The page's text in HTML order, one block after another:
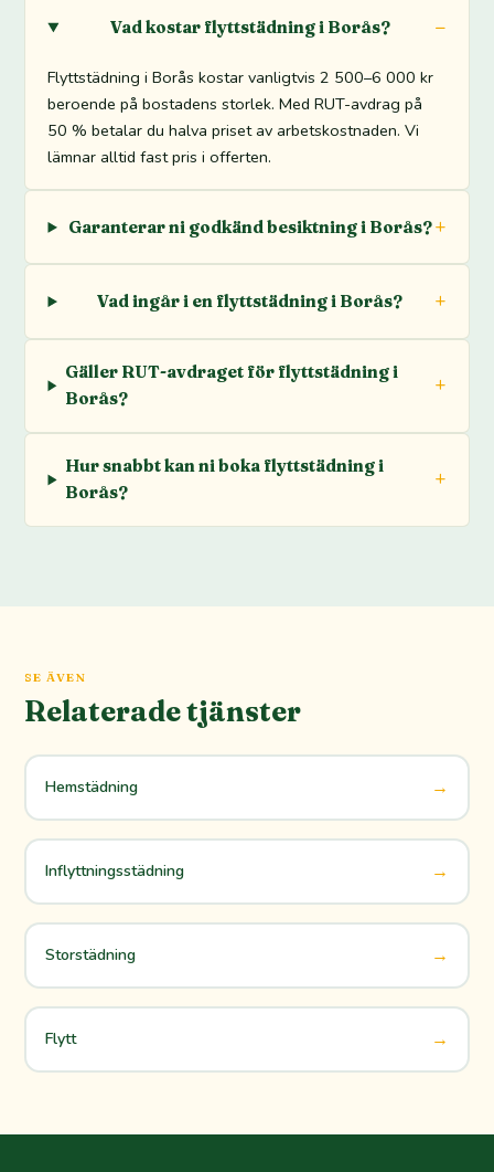
Vad kostar flyttstädning i Borås?
Flyttstädning i Borås kostar vanligtvis 2 500–6 000 kr
beroende på bostadens storlek. Med RUT-avdrag på
50 % betalar du halva priset av arbetskostnaden. Vi
lämnar alltid fast pris i offerten.
Garanterar ni godkänd besiktning i Borås?
Vad ingår i en flyttstädning i Borås?
Gäller RUT-avdraget för flyttstädning i
Borås?
Hur snabbt kan ni boka flyttstädning i
Borås?
SE ÄVEN
Relaterade tjänster
Hemstädning →
Inflyttningsstädning →
Storstädning →
Flytt →